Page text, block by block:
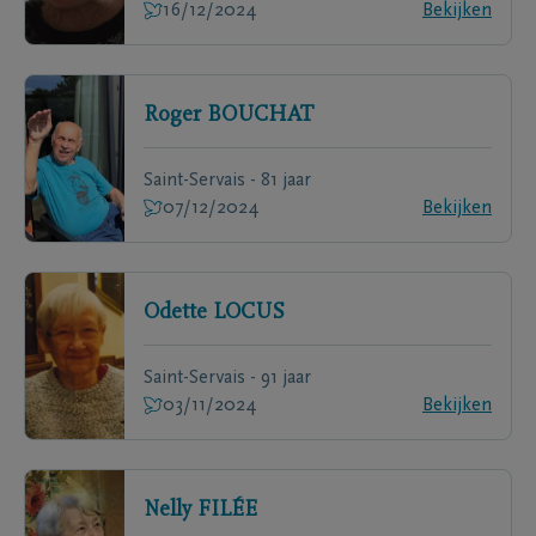
16/12/2024
Bekijken
Roger BOUCHAT
Saint-Servais - 81 jaar
07/12/2024
Bekijken
Odette LOCUS
Saint-Servais - 91 jaar
03/11/2024
Bekijken
Nelly FILÉE